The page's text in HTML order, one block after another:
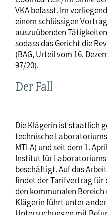
VKA befasst. Im
einem schlüssigen
auszuübenden
sodass das Gericht die
(BAG, Urteil vom 16.
97/20).
Der Fall
Die Klägerin ist staatlich
technische
MTLA) und seit dem 1.
Institut für
beschäftigt. Auf das
findet der Tarifvertrag für
den kommunalen Bereich
Klägerin führt unter